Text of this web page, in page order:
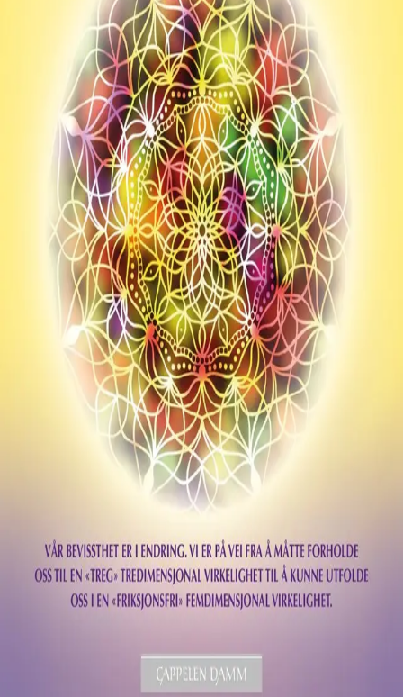
Fri frakt på bestillinger over 349,-
Vi er alle på vei over fra den smalsporede bevisstheten i
tredjedimensjon til å våkne til de høyere svingningene i
femtedimensjon, en frekvens der ubetinget kjærlighet,
medfølelse og ingen frykt råder. Maureen J. St. Germain
forklarer hva som kjennetegner de to
virkelighetsopplevelsene, på hvilken måte vi merker
overgangen og hvordan vi best forankrer det dynamiske
nye bevissthetsnivået i vårt dagligliv.
Forfatter Produktinformasjon
Norske Serier| Postadresse: Postboks 1900 Sentrum,
0055 Oslo | Besøksadresse: Stortingsgata 28, 0161 Oslo
KONTAKT OSS
Kundeservice
INFORMASJON
Om Norske Serier
Vil du bli serieforfatter?
Personvern
Informasjonskapsler
Cappelen Damm AS| Org.nr. NO 948061937 MVA
Rettigheter og lover